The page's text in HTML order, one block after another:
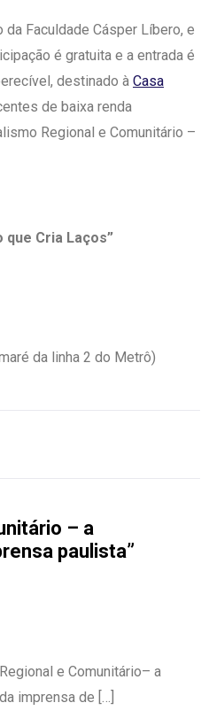
Faculdade Cásper Líbero, e
é gratuita e a entrada é
destinado à Casa
de baixa renda
Regional e Comunitário –
Cria Laços”
da linha 2 do Metrô)
– a
paulista”
e Comunitário– a
imprensa de […]